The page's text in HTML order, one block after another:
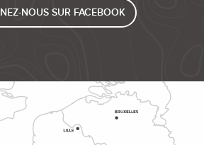
NOUS SUR FACEBOOK